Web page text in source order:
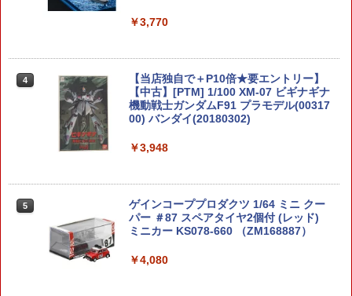
￥3,770
4
【当店独自で＋P10倍★要エントリー】
【中古】[PTM] 1/100 XM-07 ビギナギナ
機動戦士ガンダムF91 プラモデル(00317
00) バンダイ(20180302)
￥3,948
5
ゲインコーププロダクツ 1/64 ミニ クー
パー ＃87 スペアタイヤ2個付 (レッド)
ミニカー KS078-660 （ZM168887）
￥4,080